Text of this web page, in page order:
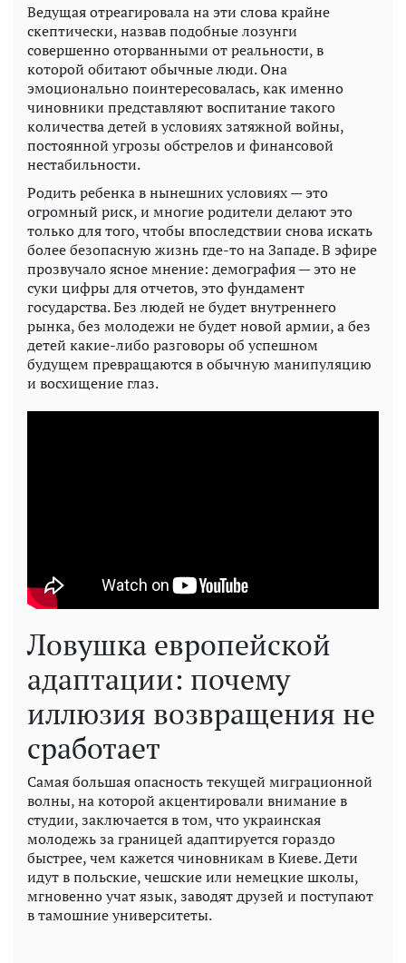
Ведущая отреагировала на эти слова крайне
скептически, назвав подобные лозунги
совершенно оторванными от реальности, в
которой обитают обычные люди. Она
эмоционально поинтересовалась, как именно
чиновники представляют воспитание такого
количества детей в условиях затяжной войны,
постоянной угрозы обстрелов и финансовой
нестабильности.
Родить ребенка в нынешних условиях — это
огромный риск, и многие родители делают это
только для того, чтобы впоследствии снова искать
более безопасную жизнь где-то на Западе. В эфире
прозвучало ясное мнение: демография — это не
суки цифры для отчетов, это фундамент
государства. Без людей не будет внутреннего
рынка, без молодежи не будет новой армии, а без
детей какие-либо разговоры об успешном
будущем превращаются в обычную манипуляцию
и восхищение глаз.
Ловушка европейской
адаптации: почему
иллюзия возвращения не
сработает
Самая большая опасность текущей миграционной
волны, на которой акцентировали внимание в
студии, заключается в том, что украинская
молодежь за границей адаптируется гораздо
быстрее, чем кажется чиновникам в Киеве. Дети
идут в польские, чешские или немецкие школы,
мгновенно учат язык, заводят друзей и поступают
в тамошние университеты.